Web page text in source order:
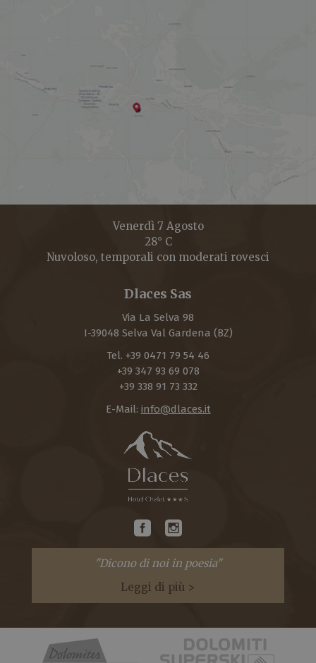
Venerdì 7 Agosto
28° C
Nuvoloso, temporali con moderati rovesci
Dlaces Sas
Via La Selva 98
I-39048 Selva Val Gardena (BZ)
Tel. +39 0471 79 54 46
+39 347 93 69 078
+39 338 91 73 332
E-Mail: info@dlaces.it
"Dicono di noi in poesia"
Leggi di più >